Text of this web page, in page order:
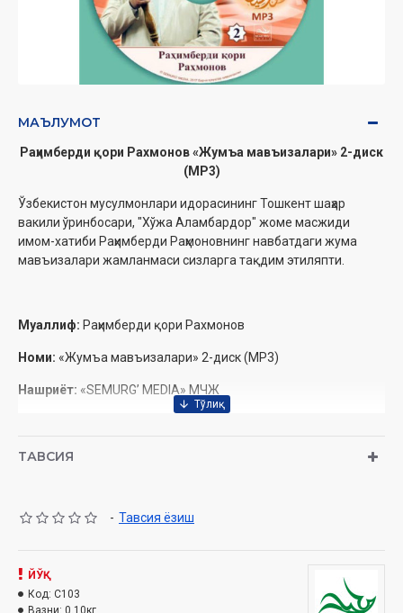
МАЪЛУМОТ
Раҳимберди қори Рахмонов «Жумъа мавъизалари» 2-диск
(МР3)
Ўзбекистон мусулмонлари идорасининг Тошкент шаҳар
вакили ўринбосари, "Хўжа Аламбардор" жоме масжиди
имом-хатиби Раҳимберди Раҳмоновнинг навбатдаги жума
мавъизалари жамланмаси сизларга тақдим этиляпти.
Муаллиф: Раҳимберди қори Рахмонов
Номи: «Жумъа мавъизалари» 2-диск (МР3)
Нашриёт: «SEMURG’ MEDIA» МЧЖ
Ҳажми:252 дақиқа
Ушбу дискда қуйидаги муҳим мавзуларга оид маърузалар
1. Ёшларни ёт ақидалардан сақлайлик.
2. Силаи раҳм фазилати.
ТАВСИЯ
- Тавсия ёзиш
ЙЎҚ
Код: C103